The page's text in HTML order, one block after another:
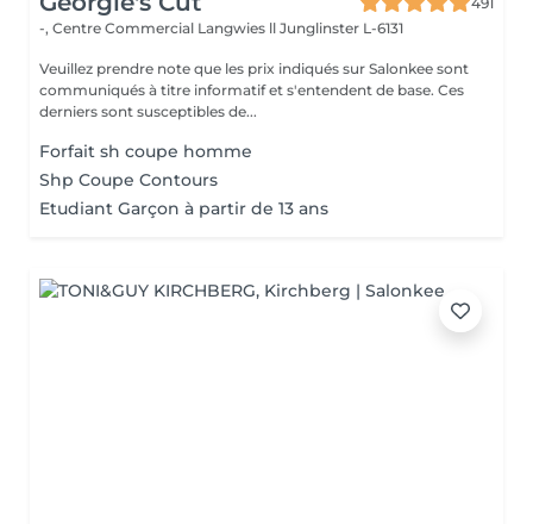
-, Centre Commercial Langwies ll Junglinster L-6131
Veuillez prendre note que les prix indiqués sur Salonkee sont
communiqués à titre informatif et s'entendent de base. Ces
derniers sont susceptibles de...
Forfait sh coupe homme
Shp Coupe Contours
Etudiant Garçon à partir de 13 ans